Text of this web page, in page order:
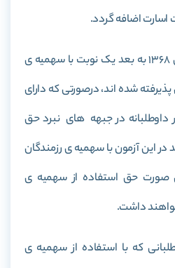
اسارت اضافه گردد.
داوطلبانی که از سال 1368 به بعد یک نوبت با سهمیه ی
شده اند، درصورتی که دارای
ماه حضور داوطلبانه در جبهه های نبرد حق
در این آزمون با سهمیه ی رزمندگان
صورت حق استفاده از سهمیه ی
داشت.
که با استفاده از سهمیه ی